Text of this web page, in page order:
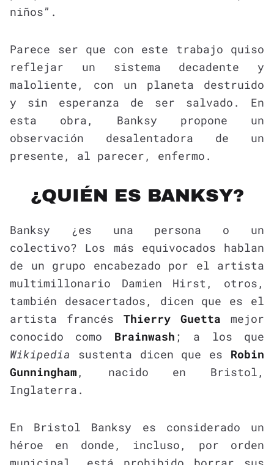
niños”.
Parece ser que con este trabajo quiso
reflejar un sistema decadente y
maloliente, con un planeta destruido
y sin esperanza de ser salvado. En
esta obra, Banksy propone un
observación desalentadora de un
presente, al parecer, enfermo.
¿QUIÉN ES BANKSY?
Banksy ¿es una persona o un
colectivo? Los más equivocados hablan
de un grupo encabezado por el artista
multimillonario Damien Hirst, otros,
también desacertados, dicen que es el
artista francés Thierry Guetta mejor
conocido como Brainwash ; a los que
Wikipedia sustenta dicen que es Robin
Gunningham , nacido en Bristol,
Inglaterra.
En Bristol Banksy es considerado un
héroe en donde, incluso, por orden